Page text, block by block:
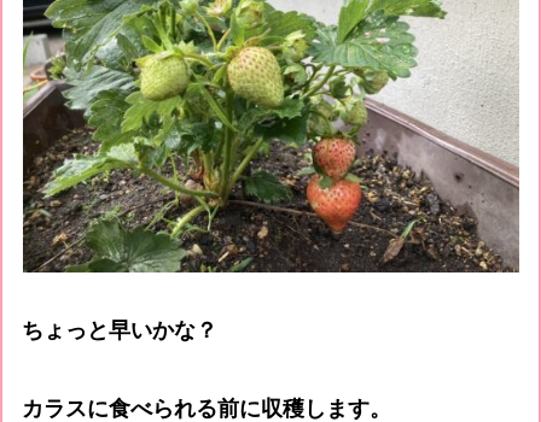
ちょっと早いかな？
カラスに食べられる前に収穫します。